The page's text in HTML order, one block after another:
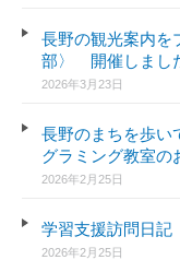
長野の観光案内を
部〉 開催しまし
2026年3月23日
長野のまちを歩い
グラミング教室の
2026年2月25日
学習支援訪問日
2026年2月25日